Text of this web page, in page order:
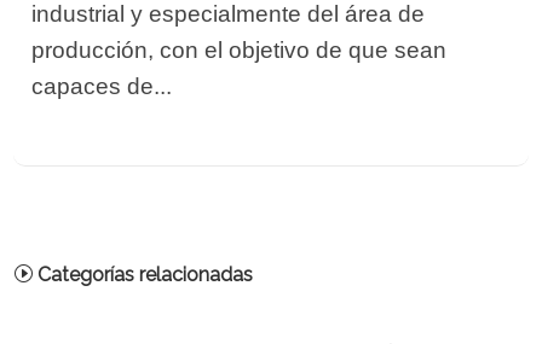
industrial y especialmente del área de
producción, con el objetivo de que sean
capaces de...
Categorías relacionadas